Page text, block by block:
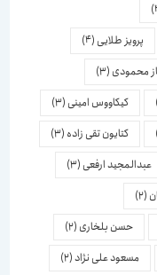
پرویز طلایی(4)
محمودی(3)
کیکاووس امینی(3)
کتایون تقی زاده(3)
ارفعی(3)
حسن بلخاری(2)
مسعود علی نژاد (2)